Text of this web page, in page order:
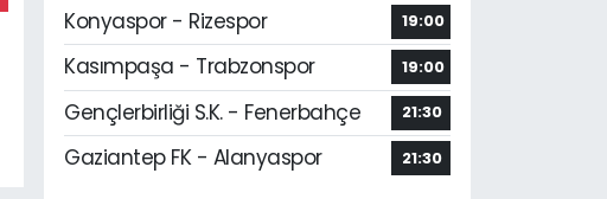
Konyaspor - Rizespor
19:00
Kasımpaşa - Trabzonspor 19:00
Gençlerbirliği S.K. - Fenerbahçe 21:30
Gaziantep FK - Alanyaspor 21:30